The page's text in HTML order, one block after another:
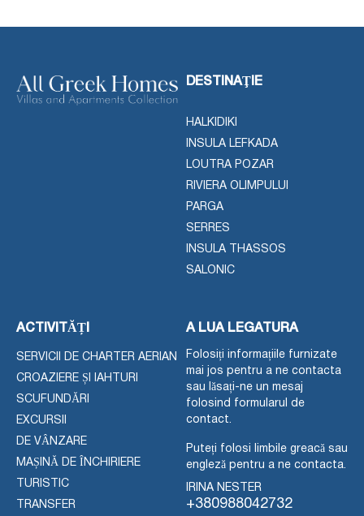
DESTINAŢIE
HALKIDIKI
INSULA LEFKADA
LOUTRA POZAR
RIVIERA OLIMPULUI
PARGA
SERRES
INSULA THASSOS
SALONIC
ACTIVITĂȚI
SERVICII DE CHARTER AERIAN
CROAZIERE ȘI IAHTURI
SCUFUNDĂRI
EXCURSII
DE VÂNZARE
MAȘINĂ DE ÎNCHIRIERE
TURISTIC
TRANSFER
A LUA LEGATURA
Folosiți informațiile furnizate
mai jos pentru a ne contacta
sau lăsați-ne un mesaj
folosind formularul de
contact.
Puteți folosi limbile greacă sau
engleză pentru a ne contacta.
IRINA NESTER
+380988042732